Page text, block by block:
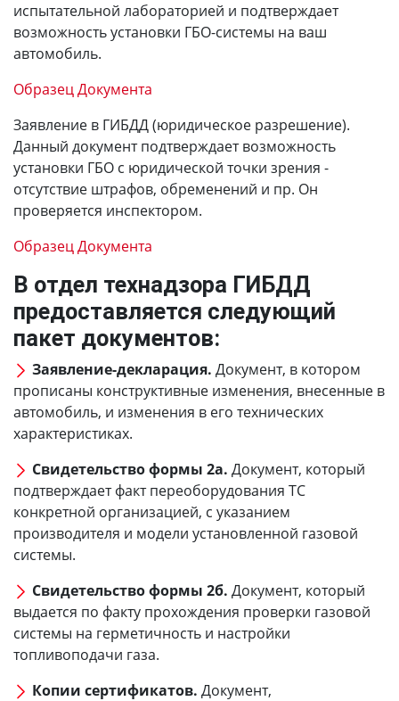
испытательной лабораторией и подтверждает
возможность установки ГБО-системы на ваш
автомобиль.
Образец Документа
Заявление в ГИБДД (юридическое разрешение).
Данный документ подтверждает возможность
установки ГБО с юридической точки зрения -
отсутствие штрафов, обременений и пр. Он
проверяется инспектором.
Образец Документа
В отдел технадзора ГИБДД
предоставляется следующий
пакет документов:
Заявление-декларация. Документ, в котором
прописаны конструктивные изменения, внесенные в
автомобиль, и изменения в его технических
характеристиках.
Свидетельство формы 2а. Документ, который
подтверждает факт переоборудования ТС
конкретной организацией, с указанием
производителя и модели установленной газовой
системы.
Свидетельство формы 2б. Документ, который
выдается по факту прохождения проверки газовой
системы на герметичность и настройки
топливоподачи газа.
Копии сертификатов. Документ,